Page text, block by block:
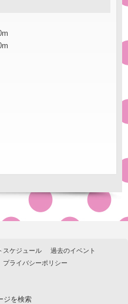
スケジュール
過去のイベント
プライバシーポリシー
ジを検索